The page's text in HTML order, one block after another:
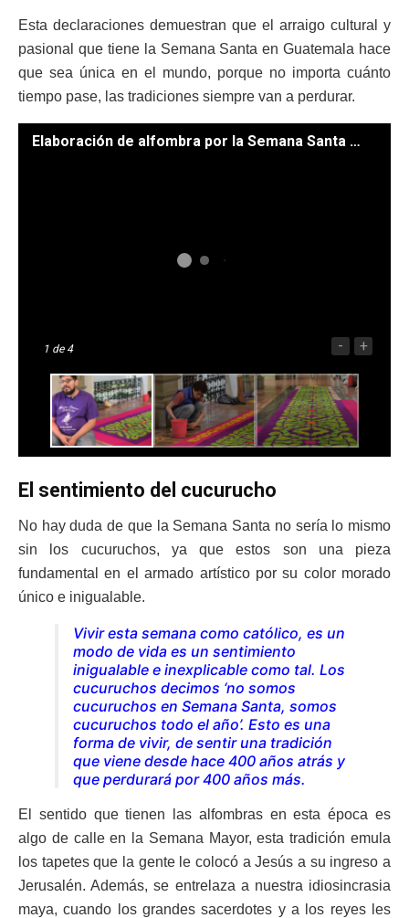
Esta declaraciones demuestran que el arraigo cultural y
pasional que tiene la Semana Santa en Guatemala hace
que sea única en el mundo, porque no importa cuánto
tiempo pase, las tradiciones siempre van a perdurar.
Elaboración de alfombra por la Semana Santa en el Palacio Nacional. // Foto: Carlos Jacinto.
1 de 4 - +
El sentimiento del cucurucho
No hay duda de que la Semana Santa no sería lo mismo
sin los cucuruchos, ya que estos son una pieza
fundamental en el armado artístico por su color morado
único e inigualable.
Vivir esta semana como católico, es un
modo de vida es un sentimiento
inigualable e inexplicable como tal. Los
cucuruchos decimos ‘no somos
cucuruchos en Semana Santa, somos
cucuruchos todo el año’. Esto es una
forma de vivir, de sentir una tradición
que viene desde hace 400 años atrás y
que perdurará por 400 años más.
El sentido que tienen las alfombras en esta época es
algo de calle en la Semana Mayor, esta tradición emula
los tapetes que la gente le colocó a Jesús a su ingreso a
Jerusalén. Además, se entrelaza a nuestra idiosincrasia
maya, cuando los grandes sacerdotes y a los reyes les